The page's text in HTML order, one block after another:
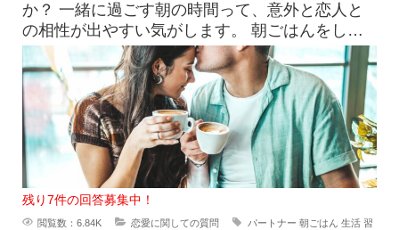
か？ 一緒に過ごす朝の時間って、意外と恋人と
の相性が出やすい気がします。 朝ごはんをしっ
かり食べたい派と、ギリギ
残り7件の回答募集中！
閲覧数：6.84K 恋愛に関しての質問 パートナー 朝ごはん 生活 習